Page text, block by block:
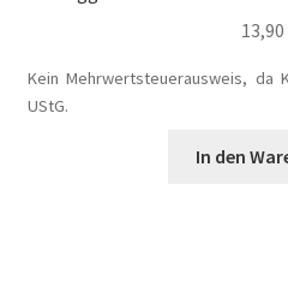
Datenschutzerklärung
Die Dunkelmagierchroniken
13,90
Kein Mehrwertsteuerausweis, da
UStG.
In den